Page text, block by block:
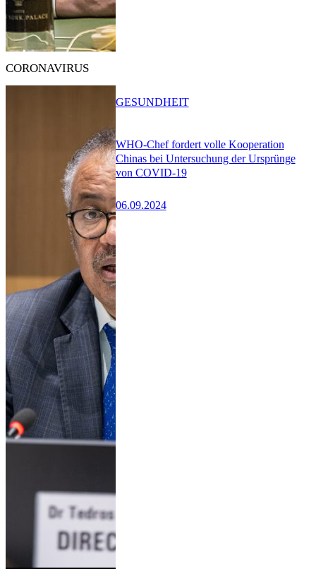
CORONAVIRUS
WHO-Chef fordert volle Kooperation
Chinas bei Untersuchung der Ursprünge
von COVID-19
06.09.2024
GESUNDHEIT